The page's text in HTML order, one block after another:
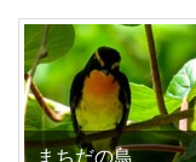
まちだの鳥